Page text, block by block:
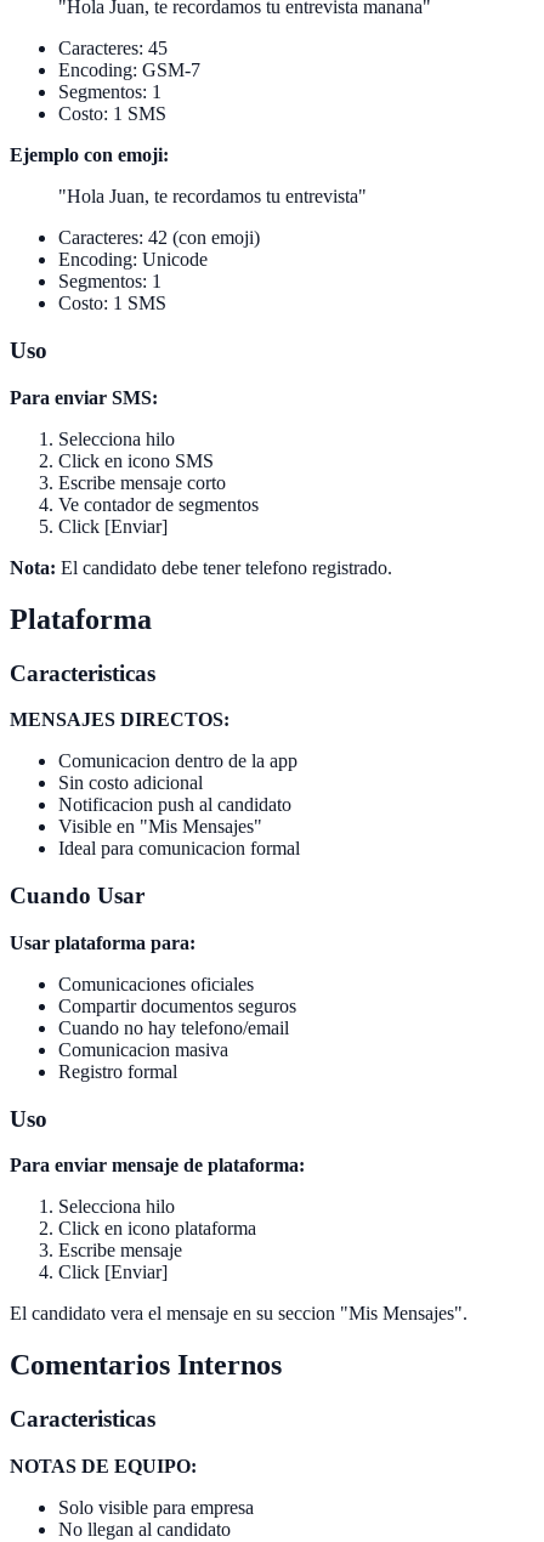
"Hola Juan, te recordamos tu entrevista manana"
Caracteres: 45
Encoding: GSM-7
Segmentos: 1
Costo: 1 SMS
Ejemplo con emoji:
"Hola Juan, te recordamos tu entrevista"
Caracteres: 42 (con emoji)
Encoding: Unicode
Segmentos: 1
Costo: 1 SMS
Uso
Para enviar SMS:
Selecciona hilo
Click en icono SMS
Escribe mensaje corto
Ve contador de segmentos
Click [Enviar]
Nota: El candidato debe tener telefono registrado.
Plataforma
Caracteristicas
MENSAJES DIRECTOS:
Comunicacion dentro de la app
Sin costo adicional
Notificacion push al candidato
Visible en "Mis Mensajes"
Ideal para comunicacion formal
Cuando Usar
Usar plataforma para:
Comunicaciones oficiales
Compartir documentos seguros
Cuando no hay telefono/email
Comunicacion masiva
Registro formal
Uso
Para enviar mensaje de plataforma:
Selecciona hilo
Click en icono plataforma
Escribe mensaje
Click [Enviar]
El candidato vera el mensaje en su seccion "Mis Mensajes".
Comentarios Internos
Caracteristicas
NOTAS DE EQUIPO:
Solo visible para empresa
No llegan al candidato